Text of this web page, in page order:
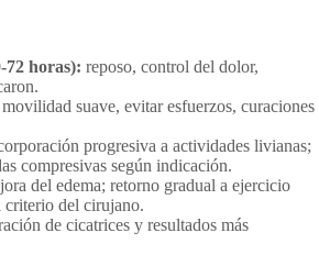
72 horas): reposo, control del dolor,
movilidad suave, evitar esfuerzos, curaciones
progresiva a actividades livianas;
compresivas según indicación.
del edema; retorno gradual a ejercicio
criterio del cirujano.
de cicatrices y resultados más